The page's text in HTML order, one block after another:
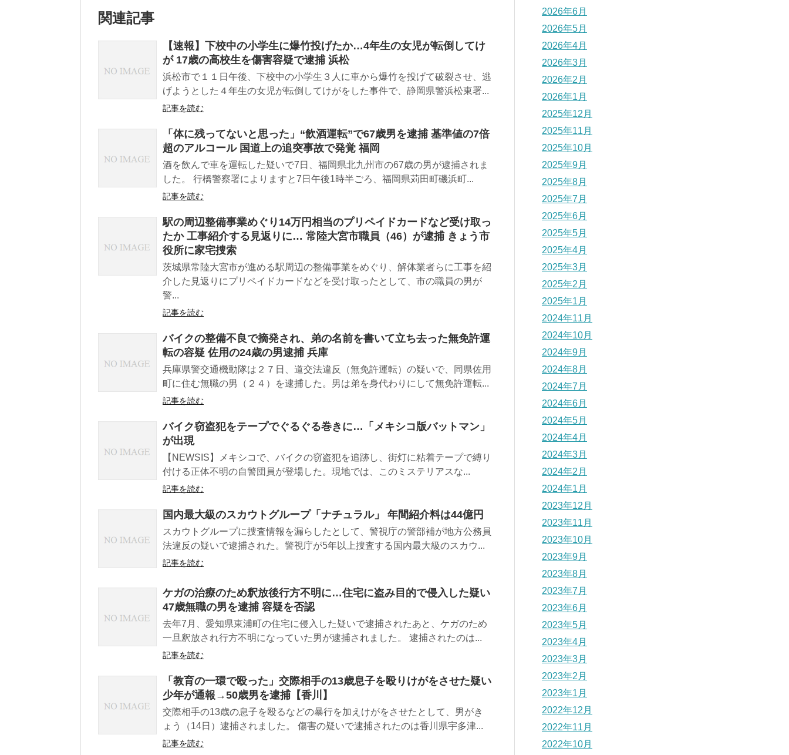
関連記事
【速報】下校中の小学生に爆竹投げたか…4年生の女児が転倒してけ
が 17歳の高校生を傷害容疑で逮捕 浜松
浜松市で１１日午後、下校中の小学生３人に車から爆竹を投げて破裂させ、逃
げようとした４年生の女児が転倒してけがをした事件で、静岡県警浜松東署...
記事を読む
「体に残ってないと思った」“飲酒運転”で67歳男を逮捕 基準値の7倍
超のアルコール 国道上の追突事故で発覚 福岡
酒を飲んで車を運転した疑いで7日、福岡県北九州市の67歳の男が逮捕されま
した。 行橋警察署によりますと7日午後1時半ごろ、福岡県苅田町磯浜町...
記事を読む
駅の周辺整備事業めぐり14万円相当のプリペイドカードなど受け取っ
たか 工事紹介する見返りに… 常陸大宮市職員（46）が逮捕 きょう市
役所に家宅捜索
茨城県常陸大宮市が進める駅周辺の整備事業をめぐり、解体業者らに工事を紹
介した見返りにプリペイドカードなどを受け取ったとして、市の職員の男が
警...
記事を読む
バイクの整備不良で摘発され、弟の名前を書いて立ち去った無免許運
転の容疑 佐用の24歳の男逮捕 兵庫
兵庫県警交通機動隊は２７日、道交法違反（無免許運転）の疑いで、同県佐用
町に住む無職の男（２４）を逮捕した。男は弟を身代わりにして無免許運転...
記事を読む
バイク窃盗犯をテープでぐるぐる巻きに…「メキシコ版バットマン」
が出現
【NEWSIS】メキシコで、バイクの窃盗犯を追跡し、街灯に粘着テープで縛り
付ける正体不明の自警団員が登場した。現地では、このミステリアスな...
記事を読む
国内最大級のスカウトグループ「ナチュラル」 年間紹介料は44億円
スカウトグループに捜査情報を漏らしたとして、警視庁の警部補が地方公務員
法違反の疑いで逮捕された。警視庁が5年以上捜査する国内最大級のスカウ...
記事を読む
ケガの治療のため釈放後行方不明に…住宅に盗み目的で侵入した疑い
47歳無職の男を逮捕 容疑を否認
去年7月、愛知県東浦町の住宅に侵入した疑いで逮捕されたあと、ケガのため
一旦釈放され行方不明になっていた男が逮捕されました。 逮捕されたのは...
記事を読む
「教育の一環で殴った」交際相手の13歳息子を殴りけがをさせた疑い
少年が通報→50歳男を逮捕【香川】
交際相手の13歳の息子を殴るなどの暴行を加えけがをさせたとして、男がき
ょう（14日）逮捕されました。 傷害の疑いで逮捕されたのは香川県宇多津...
記事を読む
2026年6月
2026年5月
2026年4月
2026年3月
2026年2月
2026年1月
2025年12月
2025年11月
2025年10月
2025年9月
2025年8月
2025年7月
2025年6月
2025年5月
2025年4月
2025年3月
2025年2月
2025年1月
2024年11月
2024年10月
2024年9月
2024年8月
2024年7月
2024年6月
2024年5月
2024年4月
2024年3月
2024年2月
2024年1月
2023年12月
2023年11月
2023年10月
2023年9月
2023年8月
2023年7月
2023年6月
2023年5月
2023年4月
2023年3月
2023年2月
2023年1月
2022年12月
2022年11月
2022年10月